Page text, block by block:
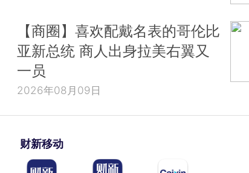
【商圈】喜欢配戴名表的哥伦比
亚新总统 商人出身拉美右翼又
一员
2026年08月09日
财新移动